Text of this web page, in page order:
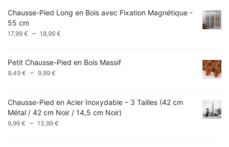
14,99 €
Chausse-Pied Long en Bois avec Fixation Magnétique -
55 cm
17,99 € – 18,99 €
17,99 €
Petit Chausse-Pied en Bois Massif
9,49 € – 9,99 €
9,49 €
à
9,99 €
Chausse-Pied en Acier Inoxydable – 3 Tailles (42 cm
Métal / 42 cm Noir / 14,5 cm Noir)
9,99 € – 13,99 €